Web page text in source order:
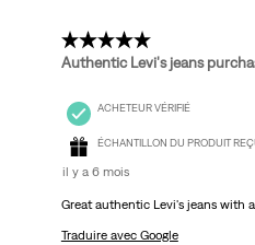
5 étoile(s) sur 5.
Authentic Levi's jeans
ACHETEUR VÉRIFIÉ
ÉCHANTILLON DU PRODUIT
il y a 6 mois
Great authentic Levi's jeans with
Traduire avec Google